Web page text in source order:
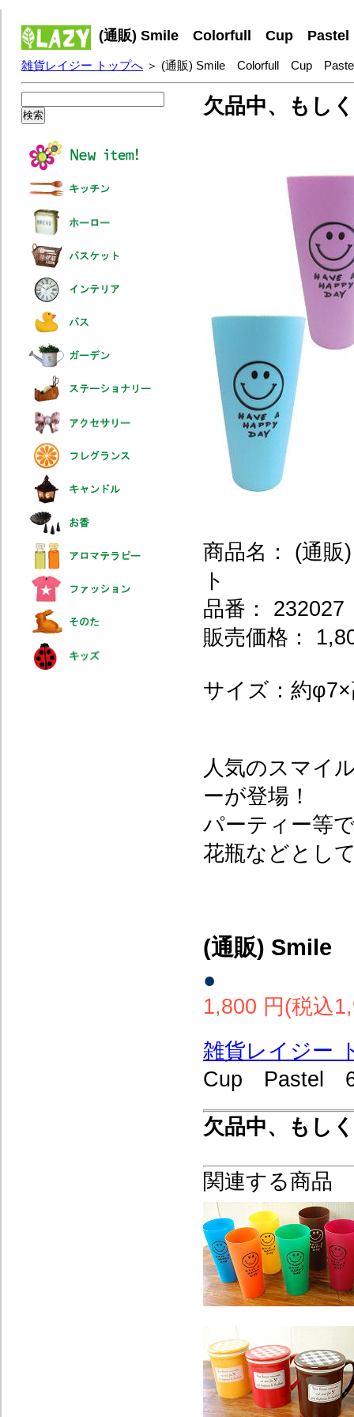
(通販) Smile Colorfull Cup Pastel
雑貨レイジー トップへ ＞ (通販) Smile Colorfull Cup
欠品中、もし
商品名： (通
ト
品番： 232027
販売価格：
サイズ：約
人気のスマイ
ーが登場！
パーティー等
花瓶などとし
(通販)
●
1,800 円(税込
雑貨レイジー
Cup Pastel 6
欠品中、もし
関連する商品